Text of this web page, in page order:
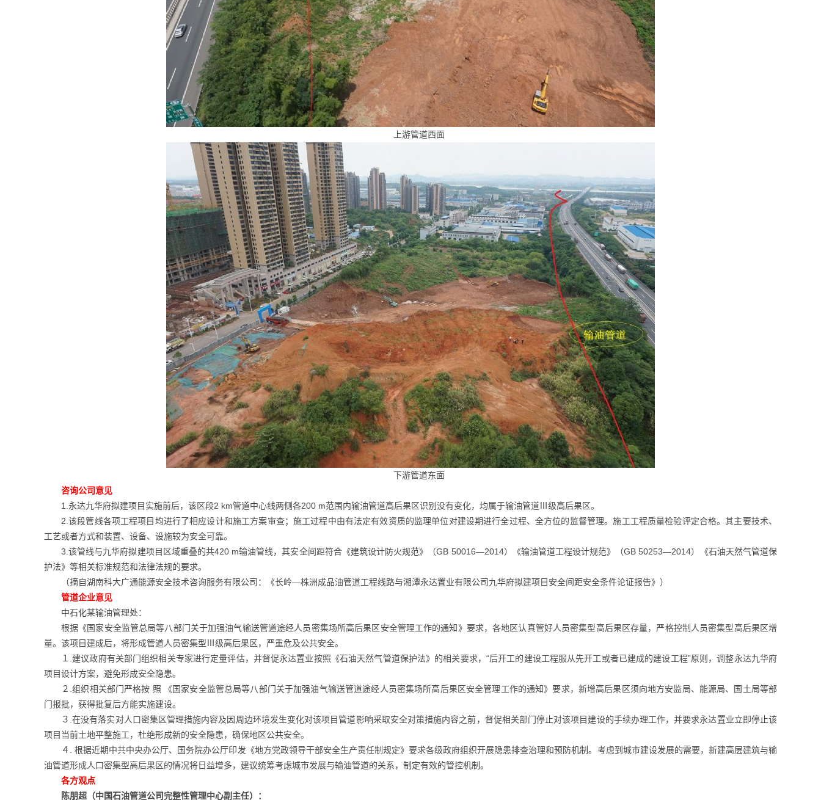
上游管道西面
下游管道东面
咨询公司意见
1.永达九华府拟建项目实施前后，该区段2 km管道中心线两侧各200 m范围内输油管道高后果区识别没有变化，均属于输油管道Ⅲ级高后果区。
2.该段管线各项工程项目均进行了相应设计和施工方案审查；施工过程中由有法定有效资质的监理单位对建设期进行全过程、全方位的监督管理。施工工程质量检验评定合格。其主要技术、
工艺或者方式和装置、设备、设施较为安全可靠。
3.该管线与九华府拟建项目区域重叠的共420 m输油管线，其安全间距符合《建筑设计防火规范》（GB 50016―2014）《输油管道工程设计规范》（GB 50253―2014）《石油天然气管道保
护法》等相关标准规范和法律法规的要求。
（摘自湖南科大广通能源安全技术咨询服务有限公司：《长岭―株洲成品油管道工程线路与湘潭永达置业有限公司九华府拟建项目安全间距安全条件论证报告》）
管道企业意见
中石化某输油管理处：
根据《国家安全监管总局等八部门关于加强油气输送管道途经人员密集场所高后果区安全管理工作的通知》要求，各地区认真管好人员密集型高后果区存量，严格控制人员密集型高后果区增
量。该项目建成后，将形成管道人员密集型Ⅲ级高后果区，严重危及公共安全。
１.建议政府有关部门组织相关专家进行定量评估，并督促永达置业按照《石油天然气管道保护法》的相关要求，“后开工的建设工程服从先开工或者已建成的建设工程”原则，调整永达九华府
项目设计方案，避免形成安全隐患。
２.组织相关部门严格按 照 《国家安全监管总局等八部门关于加强油气输送管道途经人员密集场所高后果区安全管理工作的通知》要求，新增高后果区须向地方安监局、能源局、国土局等部
门报批，获得批复后方能实施建设。
３.在没有落实对人口密集区管理措施内容及因周边环境发生变化对该项目管道影响采取安全对策措施内容之前，督促相关部门停止对该项目建设的手续办理工作，并要求永达置业立即停止该
项目当前土地平整施工，杜绝形成新的安全隐患，确保地区公共安全。
４. 根据近期中共中央办公厅、国务院办公厅印发《地方党政领导干部安全生产责任制规定》要求各级政府组织开展隐患排查治理和预防机制。考虑到城市建设发展的需要，新建高层建筑与输
油管道形成人口密集型高后果区的情况将日益增多，建议统筹考虑城市发展与输油管道的关系，制定有效的管控机制。
各方观点
陈朋超（中国石油管道公司完整性管理中心副主任）：